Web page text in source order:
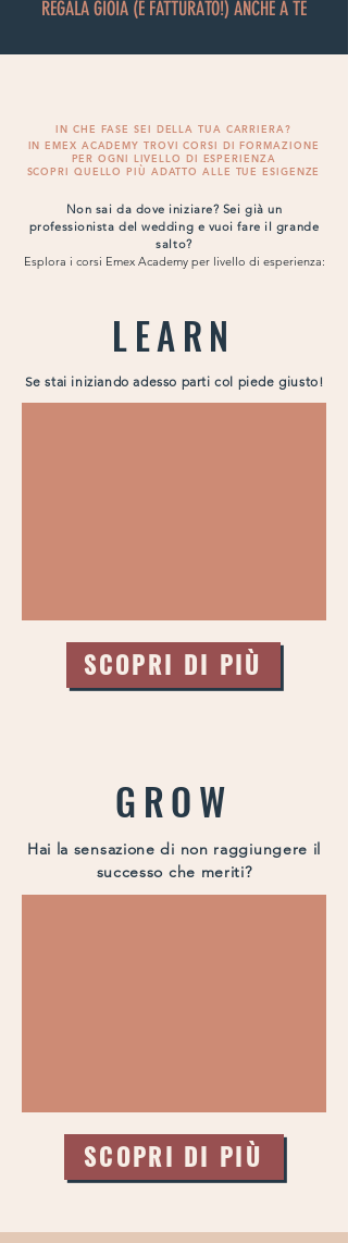
REGALA GIOIA (E FATTURATO!) ANCHE A TE
IN CHE FASE SEI DELLA TUA CARRIERA?
IN EMEX ACADEMY TROVI CORSI DI FORMAZIONE
PER OGNI LIVELLO DI ESPERIENZA
SCOPRI QUELLO PIÙ ADATTO ALLE TUE ESIGENZE
Non sai da dove iniziare? Sei già un
professionista del wedding e vuoi fare il grande
salto?
Esplora i corsi Emex Academy per livello di esperienza:
LEARN
Se stai iniziando adesso parti col piede giusto!
SCOPRI DI PIÙ
GROW
Hai la sensazione di non raggiungere il
successo che meriti?
SCOPRI DI PIÙ